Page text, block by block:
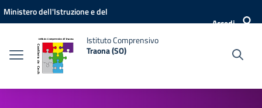
Vai ai contenuti
Vai al menu di navigazione
Vai al footer
Ministero dell'Istruzione e del
Accedi
Istituto Comprensivo
Traona (SO)